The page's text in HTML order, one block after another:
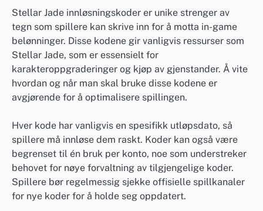
Stellar Jade innløsningskoder er unike strenger av
tegn som spillere kan skrive inn for å motta in-game
belønninger. Disse kodene gir vanligvis ressurser som
Stellar Jade, som er essensielt for
karakteroppgraderinger og kjøp av gjenstander. Å vite
hvordan og når man skal bruke disse kodene er
avgjørende for å optimalisere spillingen.
Hver kode har vanligvis en spesifikk utløpsdato, så
spillere må innløse dem raskt. Koder kan også være
begrenset til én bruk per konto, noe som understreker
behovet for nøye forvaltning av tilgjengelige koder.
Spillere bør regelmessig sjekke offisielle spillkanaler
for nye koder for å holde seg oppdatert.